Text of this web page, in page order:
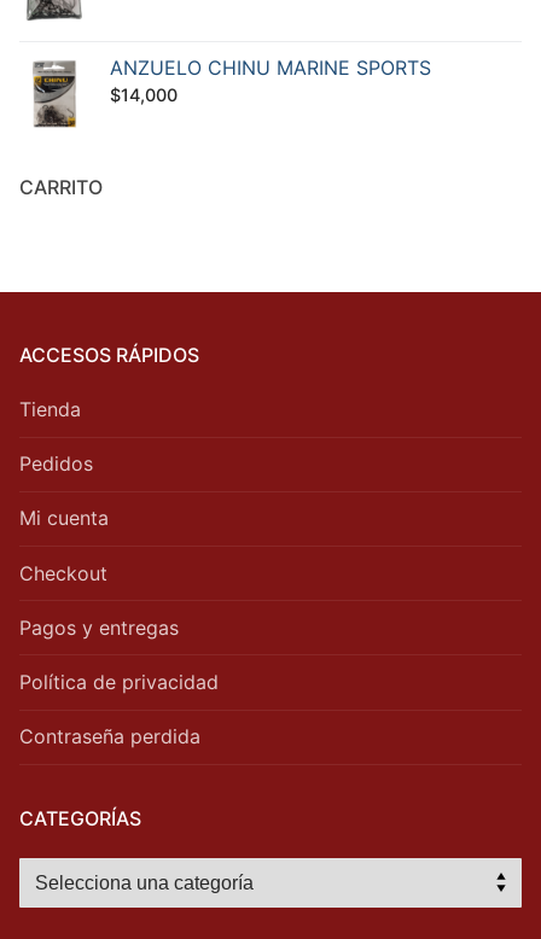
ANZUELO CHINU MARINE SPORTS
$14,000
CARRITO
ACCESOS RÁPIDOS
Tienda
Pedidos
Mi cuenta
Checkout
Pagos y entregas
Política de privacidad
Contraseña perdida
CATEGORÍAS